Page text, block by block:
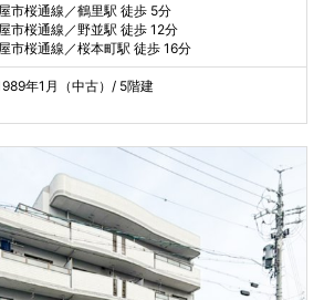
市桜通線／鶴里駅 徒歩 5分
市桜通線／野並駅 徒歩 12分
市桜通線／桜本町駅 徒歩 16分
年1月（中古）/ 5階建